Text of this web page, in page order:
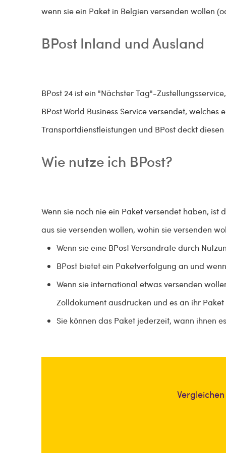
wenn sie ein Paket in Belgien versenden wollen
BPost Inland und Ausland
BPost 24 ist ein "Nächster Tag"-
BPost World Business Service versendet,
Transportdienstleistungen und BPost deckt
Wie nutze ich BPost?
Wenn sie noch nie ein Paket versendet haben, ist
aus sie versenden wollen, wohin sie versenden
Wenn sie eine BPost Versandrate durch
BPost bietet ein Paketverfolgung an und
Wenn sie international etwas versenden
Zolldokument ausdrucken und es an ihr
Sie können das Paket jederzeit, wann ihnen